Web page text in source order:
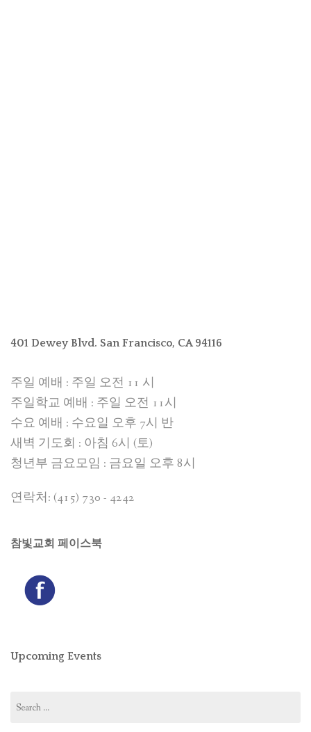
401 Dewey Blvd. San Francisco, CA 94116
주일 예배 : 주일 오전 11 시
주일학교 예배 : 주일 오전 11시
수요 예배 : 수요일 오후 7시 반
새벽 기도회 : 아침 6시 (토)
청년부 금요모임 : 금요일 오후 8시
연락처: (415) 730 - 4242
참빛교회 페이스북
Upcoming Events
for: